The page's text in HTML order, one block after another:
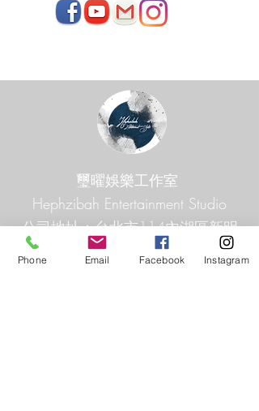
璽曜娛樂工作室
Hephzibah Entertainment Studio
公司地址：台北市114內湖區新明
路246巷3弄18號3樓
Phone Email Facebook Instagram